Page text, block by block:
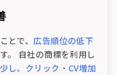
とで、広告順位の低下
。 自社の商標を利用し
し、クリック・CV増加